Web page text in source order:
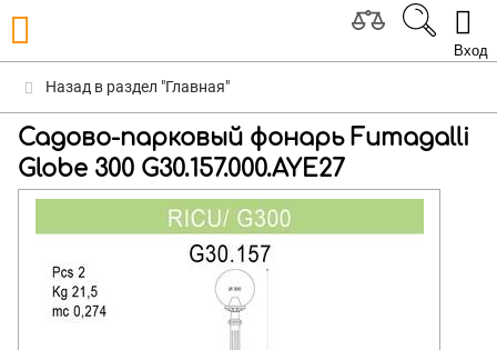
Вход
Назад в раздел "Главная"
Садово-парковый фонарь Fumagalli
Globe 300 G30.157.000.AYE27